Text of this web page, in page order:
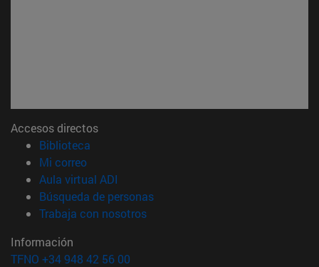
Accesos directos
Biblioteca
Mi correo(abre en nueva ventana)
Aula virtual ADI
Búsqueda de personas(abre en nueva ventana)
Trabaja con nosotros(abre en nueva ventana)
Información
TFNO +34 948 42 56 00